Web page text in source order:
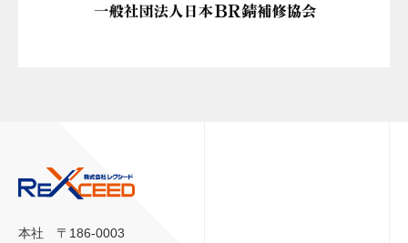
本社 〒186-0003